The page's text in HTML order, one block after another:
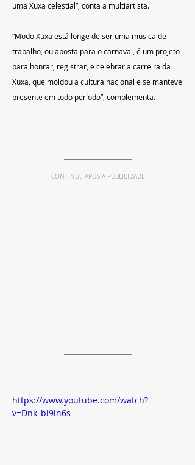
uma Xuxa celestial”, conta a multiartista.
“Modo Xuxa está longe de ser uma música de
trabalho, ou aposta para o carnaval, é um projeto
para honrar, registrar, e celebrar a carreira da
Xuxa, que moldou a cultura nacional e se manteve
presente em todo período”, complementa.
CONTINUE APÓS A PUBLICIDADE
https://www.youtube.com/watch?
v=Dnk_bl9ln6s